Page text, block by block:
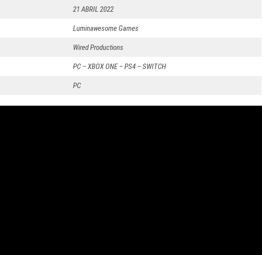
21 ABRIL 2022
Luminawesome Games
Wired Productions
PC – XBOX ONE – PS4 – SWITCH
PC